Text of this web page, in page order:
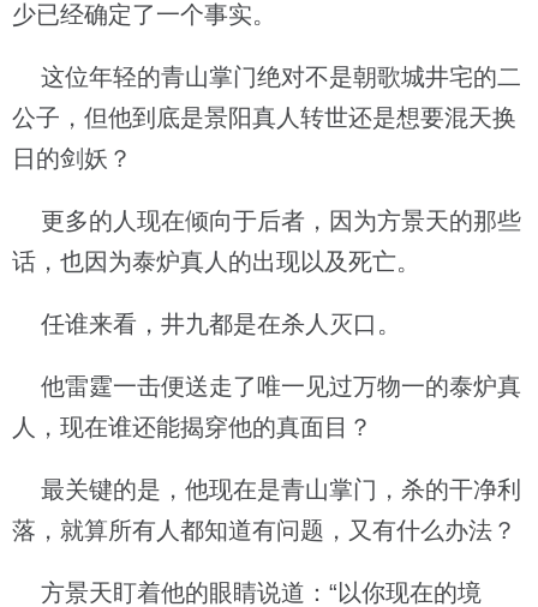
少已经确定了一个事实。
这位年轻的青山掌门绝对不是朝歌城井宅的二
公子，但他到底是景阳真人转世还是想要混天换
日的剑妖？
更多的人现在倾向于后者，因为方景天的那些
话，也因为泰炉真人的出现以及死亡。
任谁来看，井九都是在杀人灭口。
他雷霆一击便送走了唯一见过万物一的泰炉真
人，现在谁还能揭穿他的真面目？
最关键的是，他现在是青山掌门，杀的干净利
落，就算所有人都知道有问题，又有什么办法？
方景天盯着他的眼睛说道：“以你现在的境